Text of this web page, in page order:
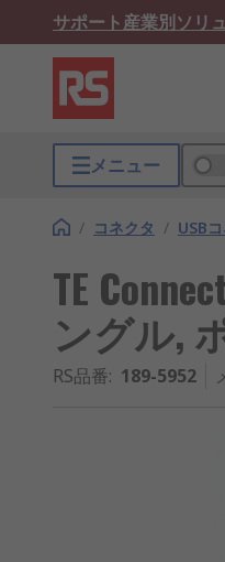
サポート産業別ソリ
メニュー
/ コネクタ / USB
TE
ングル,
RS品番: 189-5952